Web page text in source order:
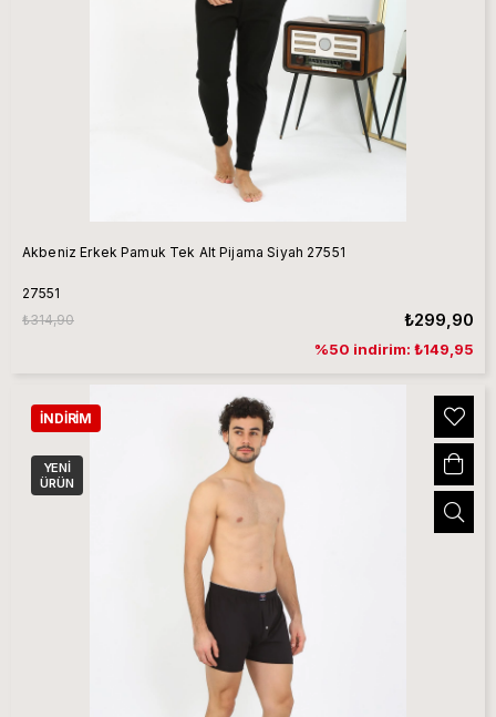
Akbeniz Erkek Pamuk Tek Alt Pijama Siyah 27551
27551
₺299,90
₺314,90
%50 indirim: ₺149,95
İNDIRIM
YENI
ÜRÜN